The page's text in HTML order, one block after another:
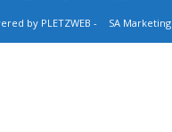
by PLETZWEB -
SA Marketing